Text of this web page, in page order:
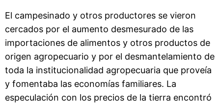
El campesinado y otros productores se vieron
cercados por el aumento desmesurado de las
importaciones de alimentos y otros productos de
origen agropecuario y por el desmantelamiento de
toda la institucionalidad agropecuaria que proveía
y fomentaba las economías familiares. La
especulación con los precios de la tierra encontró